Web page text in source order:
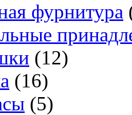
фурнитура
(12)
(16)
(5)